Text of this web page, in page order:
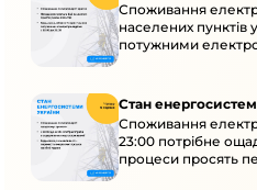
Споживання
населених
потужними
Стан
Споживання
23:00 потрібне
процеси просять